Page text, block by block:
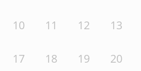
10 11 12 13
17 18 19 20